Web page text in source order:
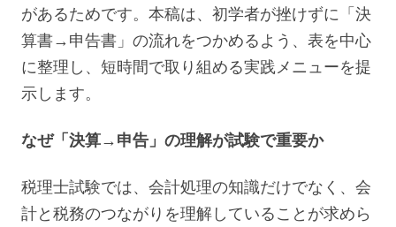
があるためです。本稿は、初学者が挫けずに「決
算書→申告書」の流れをつかめるよう、表を中心
に整理し、短時間で取り組める実践メニューを提
示します。
なぜ「決算→申告」の理解が試験で重要か
税理士試験では、会計処理の知識だけでなく、会
計と税務のつながりを理解していることが求めら